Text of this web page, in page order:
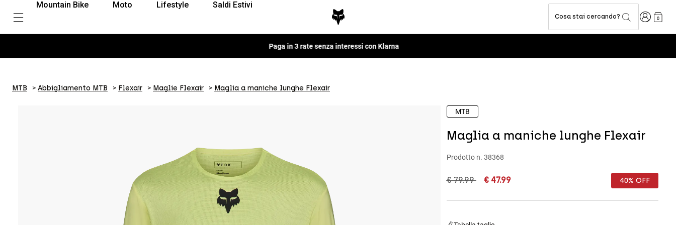
Mountain Bike Moto Lifestyle Saldi Estivi
Cosa stai cercando? Accedi0
Fox LAB Capsule Collection -Scopri
MTB Abbigliamento MTB Flexair Maglie Flexair Maglia a maniche lunghe Flexair
MTB
Maglia a maniche lunghe Flexair
Prodotto n. 38368
Price reduced from
€ 79.99to€ 47.99 40% OFF